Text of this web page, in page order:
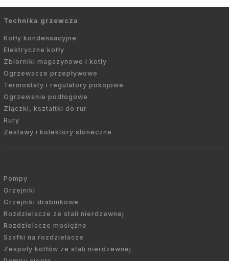
Technika grzewcza
Kotły kondensacyjne
Elektryczne kotły
Zbiorniki magazynowe i kotły
Ogrzewacze przepływowe
Termostaty i regulatory pokojowe
Ogrzewanie podłogowe
Złączki, kształtki do rur
Rury
Zestawy i kolektory słoneczne
Pompy
Grzejniki
Grzejniki drabinkowe
Rozdzielacze ze stali nierdzewnej
Rozdzielacze mosiężne
Szafki na rozdzielacze
Zespoły kotłów ze stali nierdzewnej